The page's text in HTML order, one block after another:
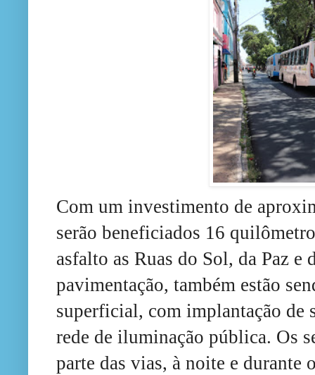
Com um investimento de
serão beneficiados 16
asfalto as Ruas do Sol, da Paz e
pavimentação, também estão
superficial, com implantação de
rede de iluminação pública. Os
parte das vias, à noite e durante